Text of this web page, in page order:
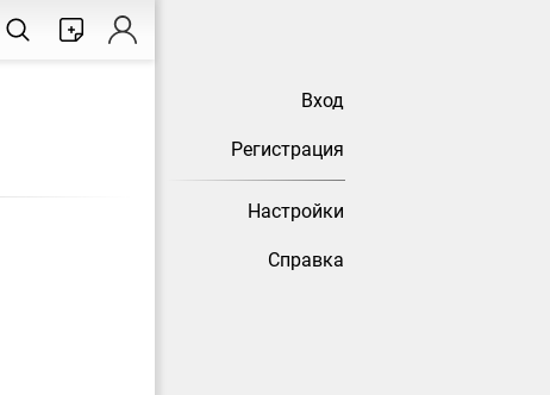
Вход
Регистрация
Настройки
Справка